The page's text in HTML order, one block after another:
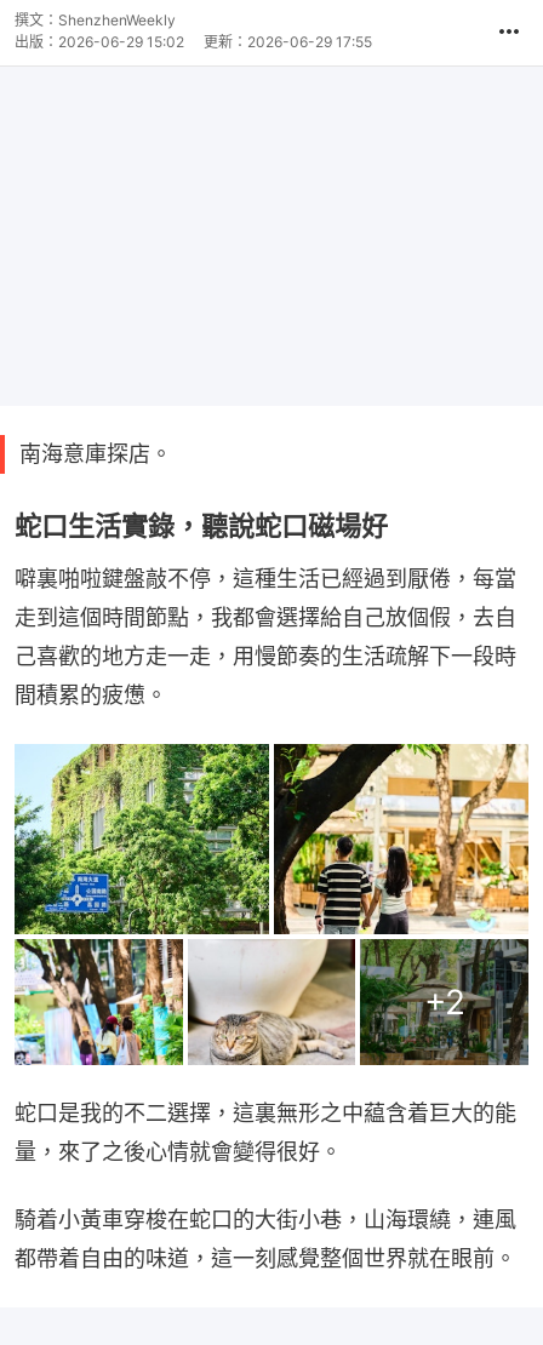
撰文： ShenzhenWeekly
出版： 2026-06-29 15:02 更新： 2026-06-29 17:55
南海意庫探店。
蛇口生活實錄，聽說蛇口磁場好
噼裏啪啦鍵盤敲不停，這種生活已經過到厭倦，每當
走到這個時間節點，我都會選擇給自己放個假，去自
己喜歡的地方走一走，用慢節奏的生活疏解下一段時
間積累的疲憊。
+2
蛇口是我的不二選擇，這裏無形之中藴含着巨大的能
量，來了之後心情就會變得很好。
騎着小黃車穿梭在蛇口的大街小巷，山海環繞，連風
都帶着自由的味道，這一刻感覺整個世界就在眼前。